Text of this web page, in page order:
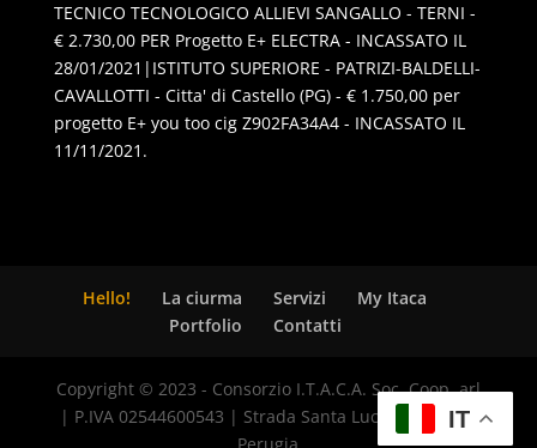
TECNICO TECNOLOGICO ALLIEVI SANGALLO - TERNI -
€ 2.730,00 PER Progetto E+ ELECTRA - INCASSATO IL
28/01/2021|ISTITUTO SUPERIORE - PATRIZI-BALDELLI-
CAVALLOTTI - Citta' di Castello (PG) - € 1.750,00 per
progetto E+ you too cig Z902FA34A4 - INCASSATO IL
11/11/2021.
Hello! La ciurma Servizi
My Itaca
Portfolio
Contatti
Copyright © 2023 - Consorzio I.T.A.C.A. Soc. Coop. arl
| P.IVA 02544600543 | Strada Santa Lucia, 8 - 06125
Perugia
IT